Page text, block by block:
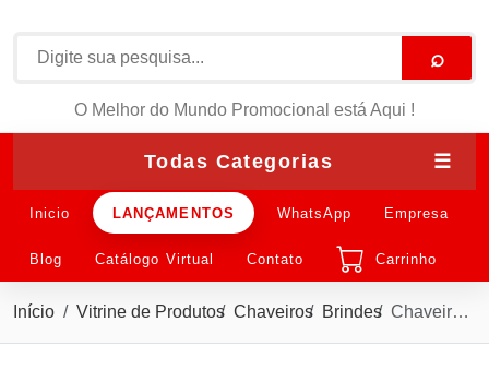
⌕
O Melhor do Mundo Promocional está Aqui !
Todas Categorias ☰
Inicio LANÇAMENTOS WhatsApp Empresa
Blog Catálogo Virtual Contato Carrinho
Início Vitrine de Produtos Chaveiros Brindes Chaveiro de Metal brilhante em formato de casa X12209